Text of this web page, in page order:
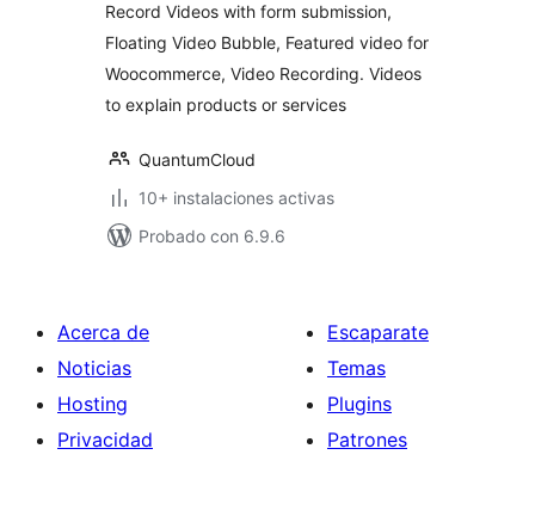
Video, Video
Recording
Record Videos with form submission,
Floating Video Bubble, Featured video for
Woocommerce, Video Recording. Videos
to explain products or services
QuantumCloud
10+ instalaciones activas
Probado con 6.9.6
Acerca de
Noticias
Hosting
Privacidad
Escaparate
Temas
Plugins
Patrones